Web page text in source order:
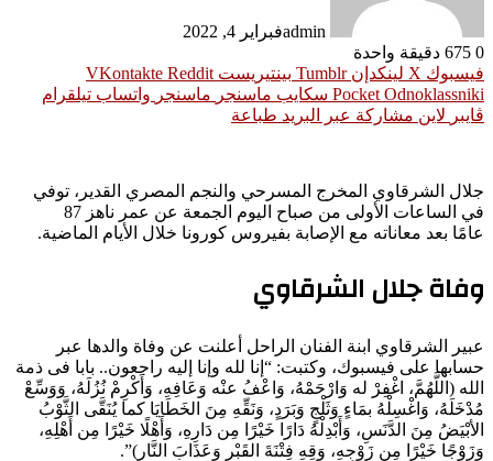
adminفبراير 4, 2022
0
دقيقة واحدة
فيسبوك ‫X لينكدإن بينتيريست
Odnoklassniki
‫Pocket سكايب ماسنجر ماسنجر واتساب تيلقرام
ڤايبر لاين مشاركة عبر البريد طباعة
جلال الشرقاوي المخرج المسرحي والنجم المصري القدير، توفي
في الساعات الأولى من صباح اليوم الجمعة عن عمر ناهز 87
عامًا بعد معاناته مع الإصابة بفيروس كورونا خلال الأيام الماضية.
وفاة جلال الشرقاوي
عبير الشرقاوي ابنة الفنان الراحل أعلنت عن وفاة والدها عبر
حسابها على فيسبوك، وكتبت: “إنا لله وإنا إليه راجعون.. بابا فى ذمة
الله (اللَّهُمَّ، اغْفِرْ له وَارْحَمْهُ، وَاعْفُ عنْه وَعَافِهِ، وَأَكْرِمْ نُزُلَهُ، وَوَسِّعْ
مُدْخَلَهُ، وَاغْسِلْهُ بمَاءٍ وَثَلْجٍ وَبَرَدٍ، وَنَقِّهِ مِنَ الخَطَايَا كما يُنَقَّى الثَّوْبُ
الأبْيَضُ مِنَ الدَّنَسِ، وَأَبْدِلْهُ دَارًا خَيْرًا مِن دَارِهِ، وَأَهْلًا خَيْرًا مِن أَهْلِهِ،
وَزَوْجًا خَيْرًا مِن زَوْجِهِ، وَقِهِ فِتْنَةَ القَبْرِ وَعَذَابَ النَّارِ)”.